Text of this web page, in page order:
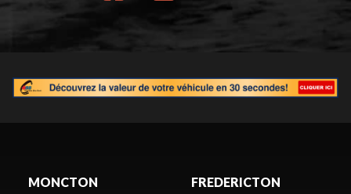
MONCTON FREDERICTON